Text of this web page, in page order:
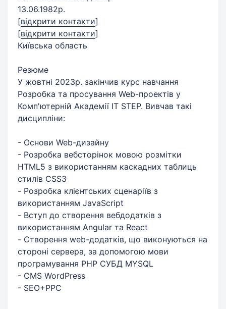
13.06.1982р.
[відкрити контакти]
[відкрити контакти]
Київська область
Резюме
У жовтні 2023р. закінчив курс навчання
Розробка та просування Web-проектів у
Комп'ютерній Академії IT STEP. Вивчав такі
дисципліни:
- Основи Web-дизайну
- Розробка вебсторінок мовою розмітки
HTML5 з використанням каскадних таблиць
стилів CSS3
- Розробка клієнтських сценаріїв з
використанням JavaScript
- Вступ до створення вебдодатків з
використанням Angular та React
- Створення web-додатків, що виконуються на
стороні сервера, за допомогою мови
програмування РНР СУБД MYSQL
- CMS WordPress
- SEO+PPC